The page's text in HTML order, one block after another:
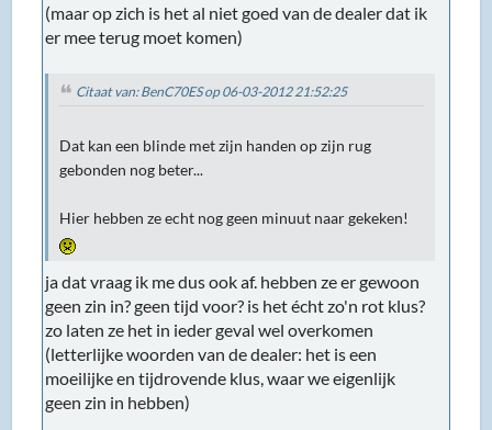
(maar op zich is het al niet goed van de dealer dat ik
er mee terug moet komen)
Citaat van: BenC70ES op 06-03-2012 21:52:25
Dat kan een blinde met zijn handen op zijn rug
gebonden nog beter...
Hier hebben ze echt nog geen minuut naar gekeken!
ja dat vraag ik me dus ook af. hebben ze er gewoon
geen zin in? geen tijd voor? is het écht zo'n rot klus?
zo laten ze het in ieder geval wel overkomen
(letterlijke woorden van de dealer: het is een
moeilijke en tijdrovende klus, waar we eigenlijk
geen zin in hebben)